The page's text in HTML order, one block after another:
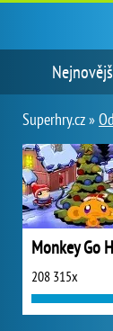
Superhry.cz »
208 315x